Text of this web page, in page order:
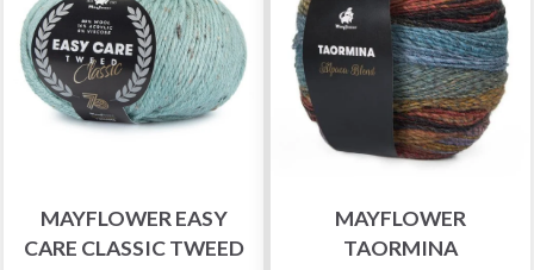
MAYFLOWER EASY
CARE CLASSIC TWEED
MAYFLOWER
TAORMINA